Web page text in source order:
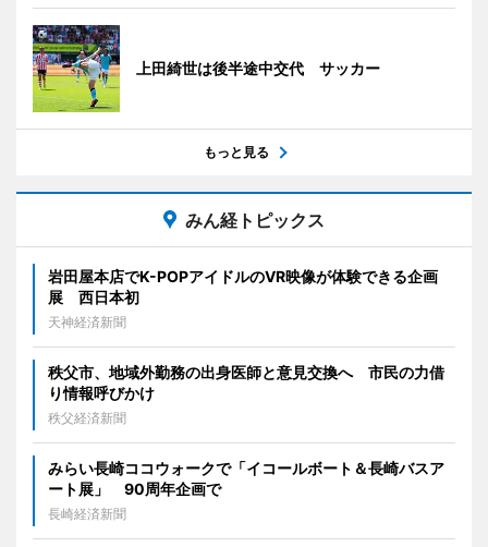
上田綺世は後半途中交代 サッカー
もっと見る
みん経トピックス
岩田屋本店でK-POPアイドルのVR映像が体験できる企画
展 西日本初
天神経済新聞
秩父市、地域外勤務の出身医師と意見交換へ 市民の力借
り情報呼びかけ
秩父経済新聞
みらい長崎ココウォークで「イコールボート＆長崎バスア
ート展」 90周年企画で
長崎経済新聞